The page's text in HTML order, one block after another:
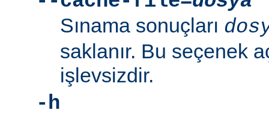
Sınama sonuçları
saklanır. Bu seçenek
işlevsizdir.
-h